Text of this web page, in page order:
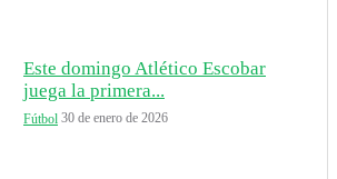
Este domingo Atlético Escobar
juega la primera...
Fútbol 30 de enero de 2026